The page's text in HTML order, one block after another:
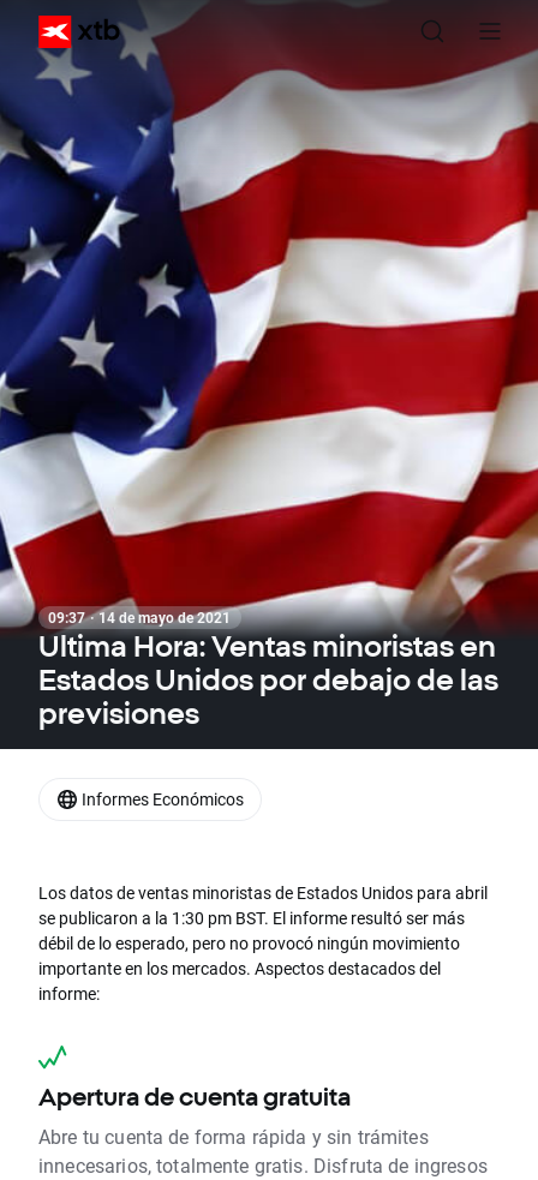
09:37 · 14 de mayo de 2021
Ultima Hora: Ventas minoristas en
Estados Unidos por debajo de las
previsiones
Los datos de ventas minoristas de Estados Unidos para abril
se publicaron a la 1:30 pm BST. El informe resultó ser más
débil de lo esperado, pero no provocó ningún movimiento
importante en los mercados. Aspectos destacados del
informe:
Apertura de cuenta gratuita
Abre tu cuenta de forma rápida y sin trámites
innecesarios, totalmente gratis. Disfruta de ingresos
Informes Económicos